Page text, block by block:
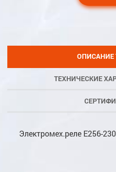
ОПИСАНИЕ
ТЕХНИЧЕСКИЕ
Электромех.реле E256-230